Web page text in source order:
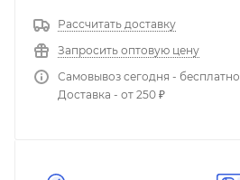
Рассчитать доставку
Запросить оптовую цену
Самовывоз сегодня - бесплатно
Доставка - от 250 ₽